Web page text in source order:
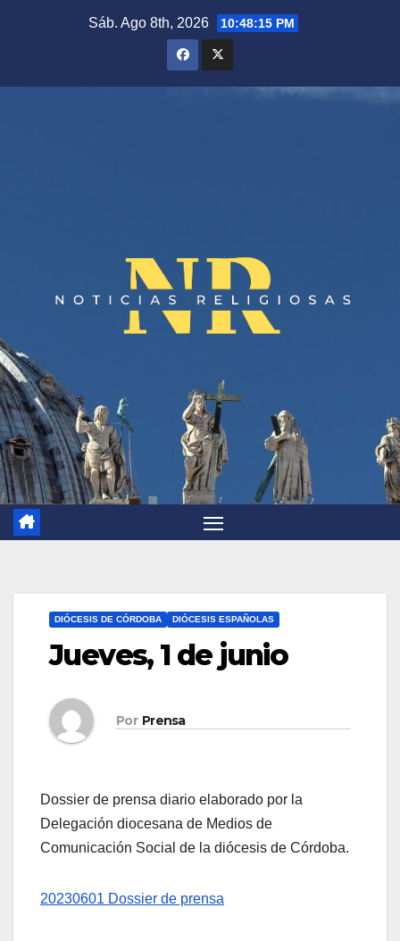
Sáb. Ago 8th, 2026 10:48:15 PM
DIÓCESIS DE CÓRDOBA DIÓCESIS ESPAÑOLAS
Jueves, 1 de junio
Por Prensa
Dossier de prensa diario elaborado por la
Delegación diocesana de Medios de
Comunicación Social de la diócesis de Córdoba.
20230601 Dossier de prensa